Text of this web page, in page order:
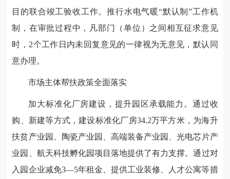
目的联合竣工验收工作。推行水电气暖“默认制”工作机
制，在审批过程中，凡部门（单位）之间相互征求意见
时，2个工作日内未回复意见的一律视为无意见，默认同
意办理。
市场主体帮扶政策全面落实
加大标准化厂房建设，提升园区承载能力。通过收
购、新建等方式，建设标准化厂房34.2万平方米，为海升
扶贫产业园、陶瓷产业园、高端装备产业园、光电芯片产
业园、航天科技孵化园项目落地提供了有力支撑。通过对
入园企业减免3—5年租金、提供工业装修、人才公寓等措